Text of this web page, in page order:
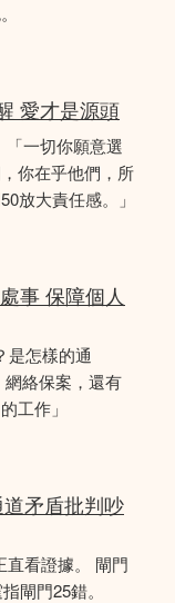
愛才是源頭
「一切你願意選
你在乎他們，所
放大責任感。」
事 保障個人
是怎樣的通
絡保案，還有
工作」
矛盾批判吵
直看證據。 閘門
閘門25錯。